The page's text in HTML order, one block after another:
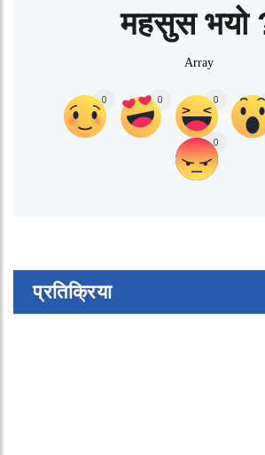
महसुस भयो
Array
0 0 0
0
प्रतिक्रिया